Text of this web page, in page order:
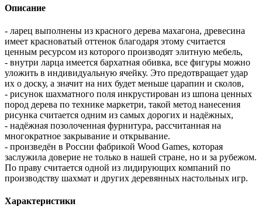
Описание
- ларец выполнены из красного дерева махагона, древесина
имеет красноватый оттенок благодаря этому считается
ценным ресурсом из которого производят элитную мебель,
- внутри ларца имеется бархатная обивка, все фигуры можно
уложить в индивидуальную ячейку. Это предотвращает удар
их о доску, а значит на них будет меньше царапин и сколов,
- рисунок шахматного поля инкрустирован из шпона ценных
пород дерева по технике маркетри, такой метод нанесения
рисунка считается одним из самых дорогих и надёжных,
- надёжная позолоченная фурнитура, рассчитанная на
многократное закрывание и открывание.
- произведён в России фабрикой Wood Games, которая
заслужила доверие не только в нашей стране, но и за рубежом.
По праву считается одной из лидирующих компаний по
производству шахмат и других деревянных настольных игр.
Характеристики